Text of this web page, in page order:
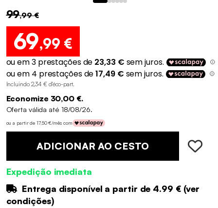
99,99 €
69,99 €
Incluindo 2,34 € d'éco-part.
Economize 30,00 €.
Oferta válida até 18/08/26.
ou a partir de 17,50 €/mês com
ADICIONAR AO CESTO
Expedição imediata
Entrega disponível a partir de 4.99 €(ver
condições)